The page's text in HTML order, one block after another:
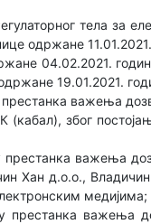
тела за
одржане
04.02.2021.
19.01.2021.
важења
због
важења
Хан д.о.о.,
медијима;
престанка важења